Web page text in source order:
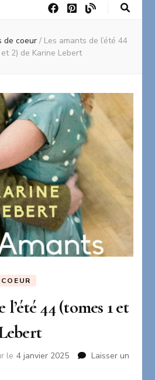
de coeur / Les amants de l’été 44
2) de Karine Lebert
l’été 44 (tomes 1 et
le 4 janvier 2025
Laisser un